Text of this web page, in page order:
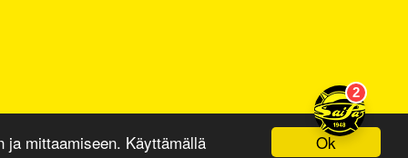
Ok
ja mittaamiseen. Käyttämällä